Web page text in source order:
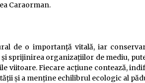
Caraorman.
de o importanță vitală, iar
sprijinirea organizațiilor de mediu,
viitoare. Fiecare acțiune contează,
și a menține echilibrul ecologic al